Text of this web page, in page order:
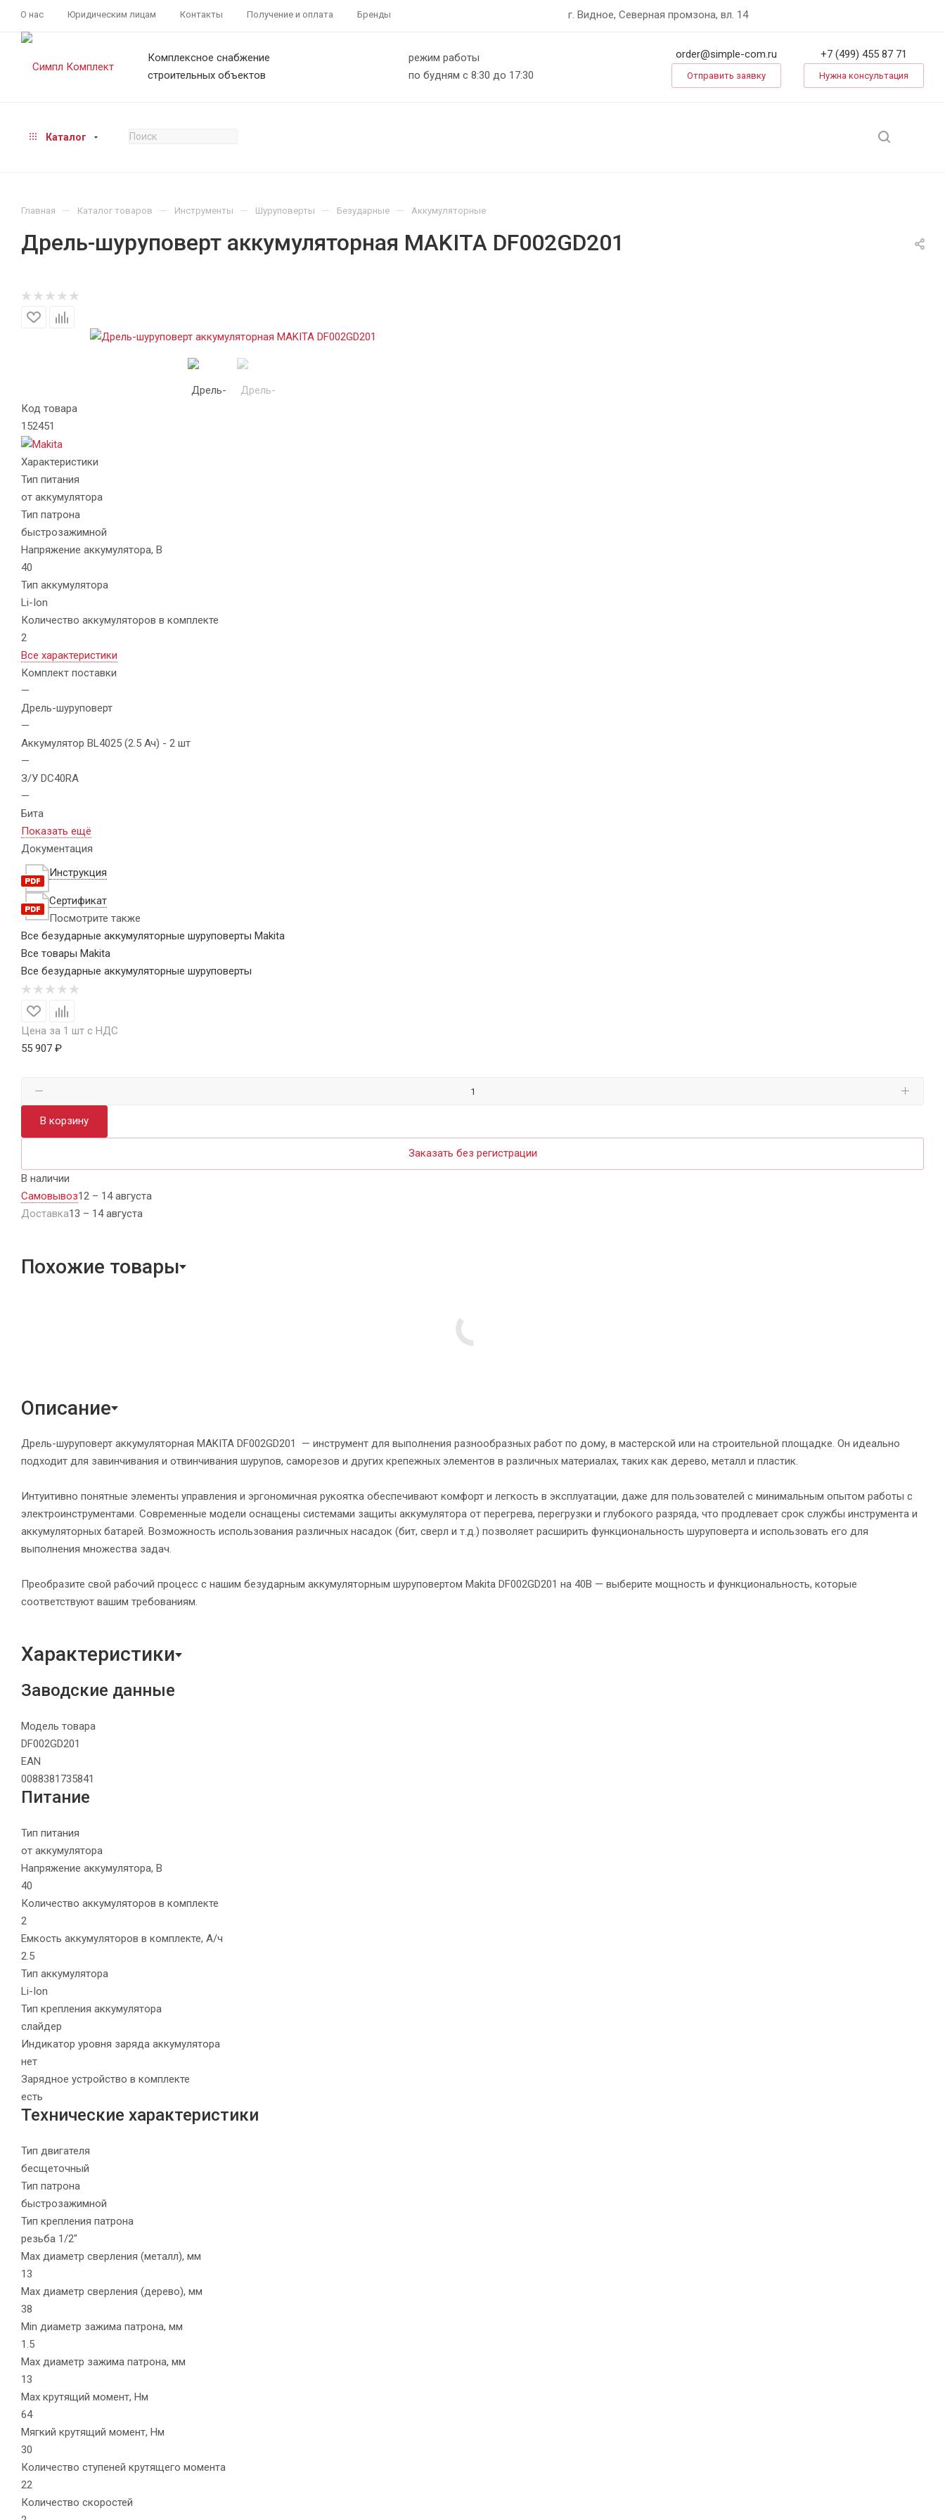
О нас Юридическим лицам Контакты Получение и оплата Бренды г. Видное, Северная промзона, вл. 14
Комплексное снабжение
строительных объектов
режим работы
по будням с 8:30 до 17:30
order@simple-com.ru
Отправить заявку
+7 (499) 455 87 71
Нужна консультация
Каталог
Главная — Каталог товаров — Инструменты — Шуруповерты — Безударные — Аккумуляторные
Дрель-шуруповерт аккумуляторная MAKITA DF002GD201
Код товара
152451
Характеристики
Тип питания
от аккумулятора
Тип патрона
быстрозажимной
Напряжение аккумулятора, В
40
Тип аккумулятора
Li-Ion
Количество аккумуляторов в комплекте
2
Все характеристики
Комплект поставки
—
Дрель-шуруповерт
—
Аккумулятор BL4025 (2.5 Ач) - 2 шт
—
З/У DC40RA
—
Бита
Показать ещё
Документация
Инструкция
Сертификат
Посмотрите также
Все безударные аккумуляторные шуруповерты Makita
Все товары Makita
Все безударные аккумуляторные шуруповерты
Цена за 1 шт с НДС
55 907 ₽
В корзину
Заказать без регистрации
В наличии
Самовывоз12 – 14 августа
Доставка13 – 14 августа
Похожие товары
Описание
Дрель-шуруповерт аккумуляторная MAKITA DF002GD201 — инструмент для выполнения разнообразных работ по дому, в мастерской или на строительной площадке. Он идеально
подходит для завинчивания и отвинчивания шурупов, саморезов и других крепежных элементов в различных материалах, таких как дерево, металл и пластик.
Интуитивно понятные элементы управления и эргономичная рукоятка обеспечивают комфорт и легкость в эксплуатации, даже для пользователей с минимальным опытом работы с
электроинструментами. Современные модели оснащены системами защиты аккумулятора от перегрева, перегрузки и глубокого разряда, что продлевает срок службы инструмента и
аккумуляторных батарей. Возможность использования различных насадок (бит, сверл и т.д.) позволяет расширить функциональность шуруповерта и использовать его для
выполнения множества задач.
Преобразите свой рабочий процесс с нашим безударным аккумуляторным шуруповертом Makita DF002GD201 на 40В — выберите мощность и функциональность, которые
соответствуют вашим требованиям.
Характеристики
Заводские данные
Модель товара
DF002GD201
EAN
0088381735841
Питание
Тип питания
от аккумулятора
Напряжение аккумулятора, В
40
Количество аккумуляторов в комплекте
2
Емкость аккумуляторов в комплекте, А/ч
2.5
Тип аккумулятора
Li-Ion
Тип крепления аккумулятора
слайдер
Индикатор уровня заряда аккумулятора
нет
Зарядное устройство в комплекте
есть
Технические характеристики
Тип двигателя
бесщеточный
Тип патрона
быстрозажимной
Тип крепления патрона
резьба 1/2"
Max диаметр сверления (металл), мм
13
Max диаметр сверления (дерево), мм
38
Min диаметр зажима патрона, мм
1.5
Max диаметр зажима патрона, мм
13
Max крутящий момент, Нм
64
Мягкий крутящий момент, Нм
30
Количество ступеней крутящего момента
22
Количество скоростей